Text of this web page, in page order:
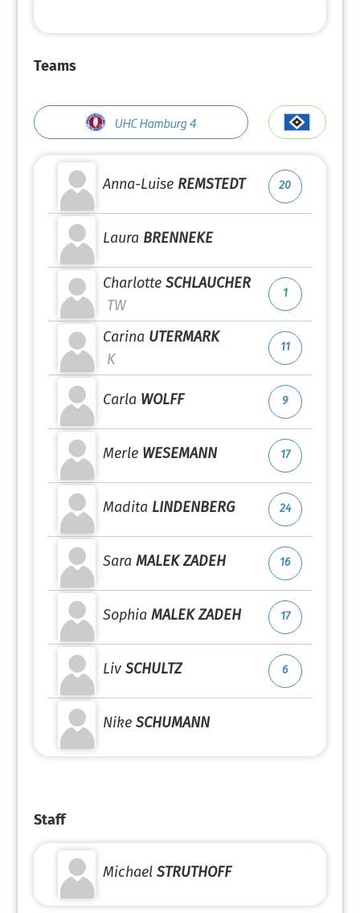
Teams
UHC Hamburg 4
Anna-Luise REMSTEDT 20
Laura BRENNEKE
Charlotte SCHLAUCHER
TW
1
Carina UTERMARK
K
11
Carla WOLFF 9
Merle WESEMANN 17
Madita LINDENBERG 24
Sara MALEK ZADEH 16
Sophia MALEK ZADEH 17
Liv SCHULTZ 6
Nike SCHUMANN
Staff
Michael STRUTHOFF